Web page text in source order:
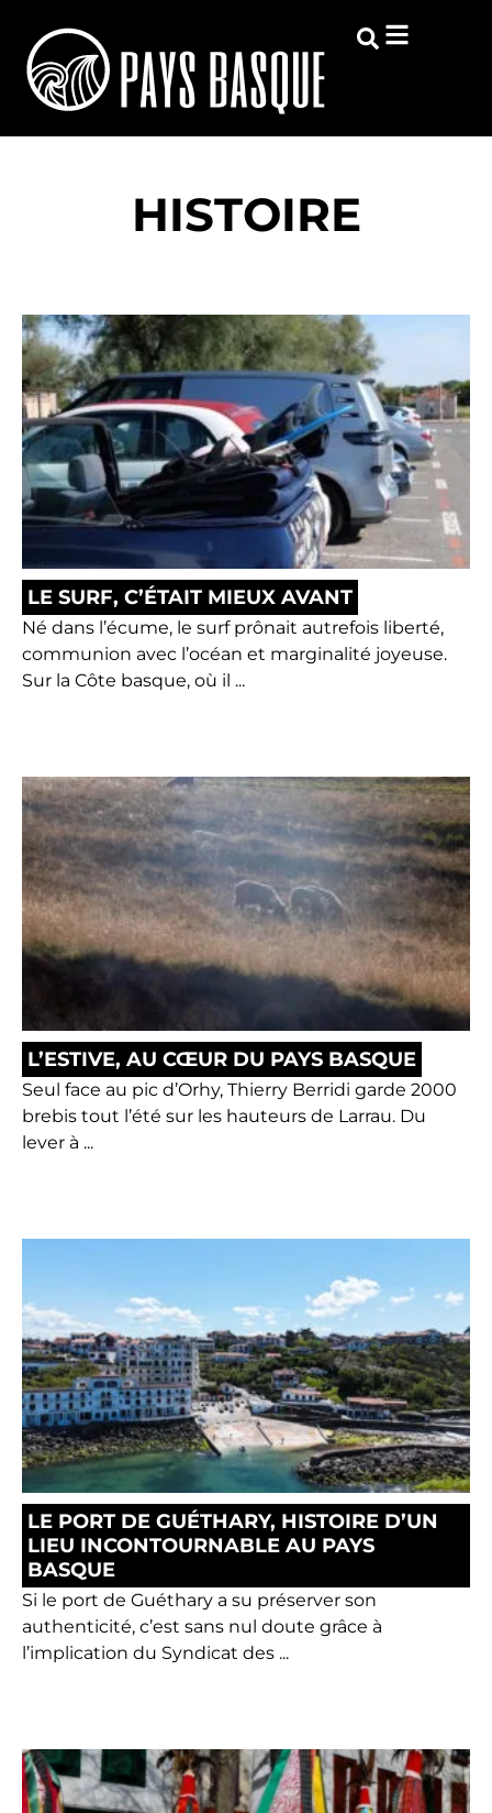
HISTOIRE
LE SURF, C’ÉTAIT MIEUX AVANT
Né dans l’écume, le surf prônait autrefois liberté,
communion avec l’océan et marginalité joyeuse.
Sur la Côte basque, où il ...
L’ESTIVE, AU CŒUR DU PAYS BASQUE
Seul face au pic d’Orhy, Thierry Berridi garde 2000
brebis tout l’été sur les hauteurs de Larrau. Du
lever à ...
LE PORT DE GUÉTHARY, HISTOIRE D’UN
LIEU INCONTOURNABLE AU PAYS
BASQUE
Si le port de Guéthary a su préserver son
authenticité, c’est sans nul doute grâce à
l’implication du Syndicat des ...